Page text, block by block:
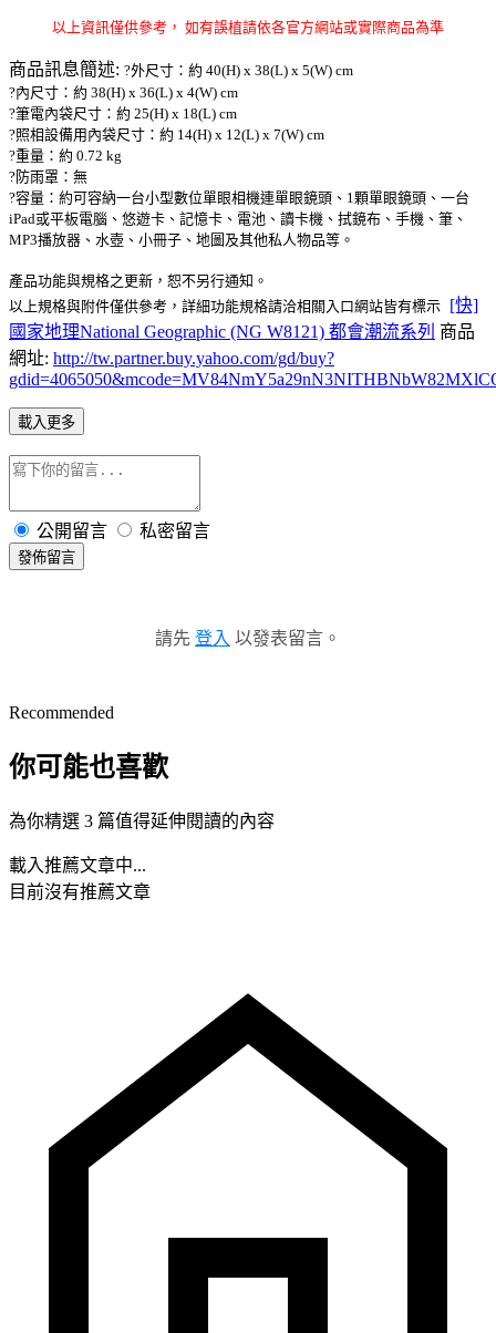
以上資訊僅供參考， 如有誤植請依各官方網站或實際商品為準
商品訊息簡述: ?外尺寸：約 40(H) x 38(L) x 5(W) cm
?內尺寸：約 38(H) x 36(L) x 4(W) cm
?筆電內袋尺寸：約 25(H) x 18(L) cm
?照相設備用內袋尺寸：約 14(H) x 12(L) x 7(W) cm
?重量：約 0.72 kg
?防雨罩：無
?容量：約可容納一台小型數位單眼相機連單眼鏡頭、1顆單眼鏡頭、一台
iPad或平板電腦、悠遊卡、記憶卡、電池、讀卡機、拭鏡布、手機、筆、
MP3播放器、水壺、小冊子、地圖及其他私人物品等。
產品功能與規格之更新，恕不另行通知。
以上規格與附件僅供參考，詳細功能規格請洽相關入口網站皆有標示 [快]
國家地理National Geographic (NG W8121) 都會潮流系列 商品
網址: http://tw.partner.buy.yahoo.com/gd/buy?
載入更多
公開留言 私密留言
發佈留言
請先 登入 以發表留言。
Recommended
你可能也喜歡
為你精選 3 篇值得延伸閱讀的內容
載入推薦文章中...
目前沒有推薦文章